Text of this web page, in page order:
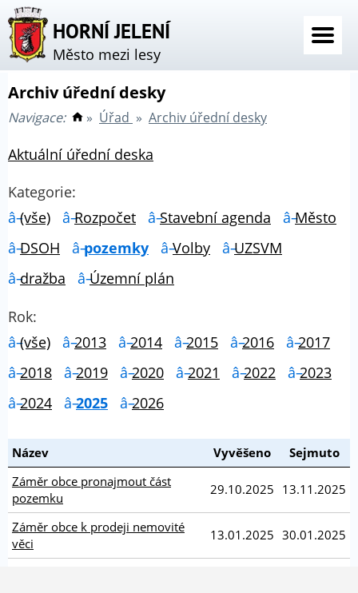
HORNÍ JELENÍ
Město mezi lesy
Archiv úřední desky
Navigace: » Úřad » Archiv úřední desky
Aktuální úřední deska
Kategorie:
(vše)
Rozpočet Stavební agenda
Město
DSOH
pozemky Volby
UZSVM
dražba
Územní plán
Rok:
(vše)
2013 2014 2015 2016
2017
2018
2019 2020 2021 2022
2023
2024
2025 2026
Název Vyvěšeno
Sejmuto
Záměr obce pronajmout část
pozemku
29.10.2025 13.11.2025
Záměr obce k prodeji nemovité
věci
13.01.2025 30.01.2025